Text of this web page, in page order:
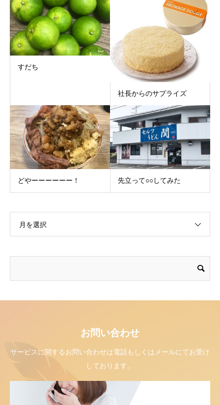
すだち
社長からのサプライズ
どやーーーーーー！ 先立って○○してみた
月を選択
お問い合わせ
サービスに関するお問い合わせは電話もしくはメールにてお受け
しております。